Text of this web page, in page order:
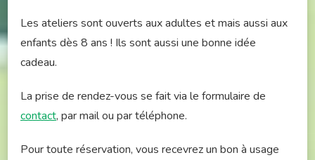
Les ateliers sont ouverts aux adultes et mais aussi aux
enfants dès 8 ans ! Ils sont aussi une bonne idée
cadeau.
La prise de rendez-vous se fait via le formulaire de
contact, par mail ou par téléphone.
Pour toute réservation, vous recevrez un bon à usage